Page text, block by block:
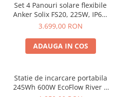
Set 4 Panouri solare flexibile
Anker Solix FS20, 225W, IP67,
Tehnologie TOPCon
3.699,00 RON
ADAUGA IN COS
Statie de incarcare portabila
245Wh 600W EcoFlow River 3